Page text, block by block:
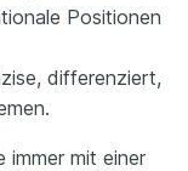
Positionen
differenziert,
immer mit einer